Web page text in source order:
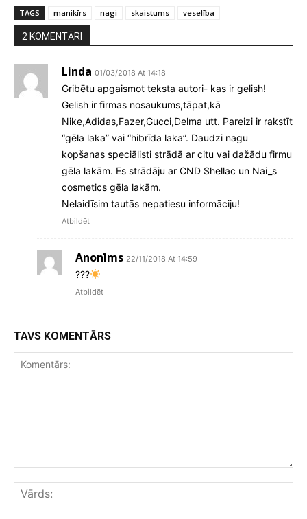
TAGS manikīrs nagi skaistums veselība
2 KOMENTĀRI
Linda 01/03/2018 At 14:18
Gribētu apgaismot teksta autori- kas ir gelish!
Gelish ir firmas nosaukums,tāpat,kā
Nike,Adidas,Fazer,Gucci,Delma utt. Pareizi ir rakstīt
“gēla laka” vai “hibrīda laka”. Daudzi nagu
kopšanas speciālisti strādā ar citu vai dažādu firmu
gēla lakām. Es strādāju ar CND Shellac un Nai_s
cosmetics gēla lakām.
Nelaidīsim tautās nepatiesu informāciju!
Atbildēt
Anonīms 22/11/2018 At 14:59
???
Atbildēt
TAVS KOMENTĀRS